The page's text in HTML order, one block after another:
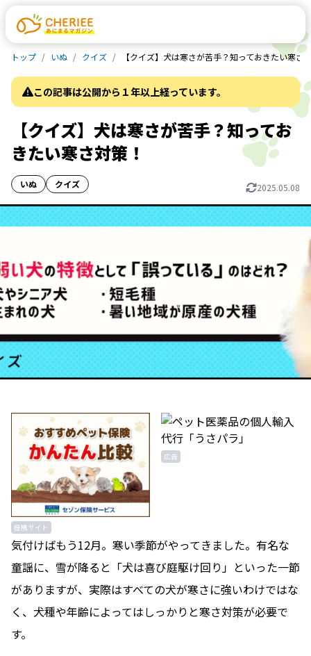
トップ いぬ クイズ 【クイズ】犬は寒さが苦手？知っておきたい寒さ
この記事は公開から１年以上経っています。
【クイズ】犬は寒さが苦手？知ってお
きたい寒さ対策！
いぬ クイズ 2025.05.08
提携サイト
広告
気付けばもう12月。寒い季節がやってきました。有名な
童謡に、雪が降ると「犬は喜び庭駆け回り」といった一節
がありますが、実際はすべての犬が寒さに強いわけではな
く、犬種や年齢によってはしっかりと寒さ対策が必要で
す。